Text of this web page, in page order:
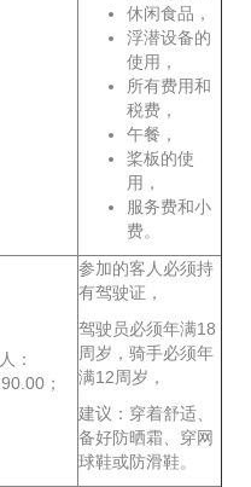
休闲食品，
浮潜设备的
使用，
所有费用和
税费，
午餐，
桨板的使
用，
服务费和小
费。
：
；
参加的客人必须持
有驾驶证，
驾驶员必须年满18
周岁，骑手必须年
满12周岁，
建议：穿着舒适、
备好防晒霜、穿网
球鞋或防滑鞋。